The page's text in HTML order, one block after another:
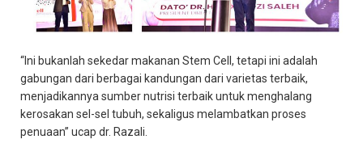
“Ini bukanlah sekedar makanan Stem Cell, tetapi ini adalah
gabungan dari berbagai kandungan dari varietas terbaik,
menjadikannya sumber nutrisi terbaik untuk menghalang
kerosakan sel-sel tubuh, sekaligus melambatkan proses
penuaan” ucap dr. Razali.